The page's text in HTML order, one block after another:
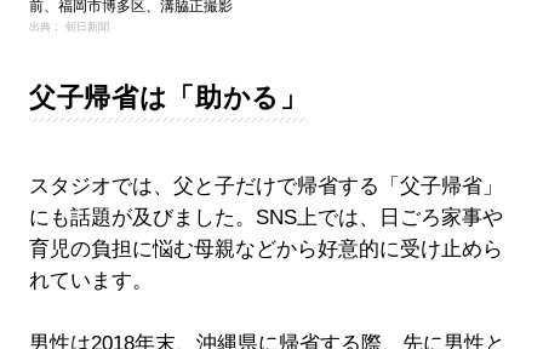
前、福岡市博多区、溝脇正撮影
出典： 朝日新聞
父子帰省は「助かる」
スタジオでは、父と子だけで帰省する「父子帰省」
にも話題が及びました。SNS上では、日ごろ家事や
育児の負担に悩む母親などから好意的に受け止めら
れています。
男性は2018年末、沖縄県に帰省する際、先に男性と